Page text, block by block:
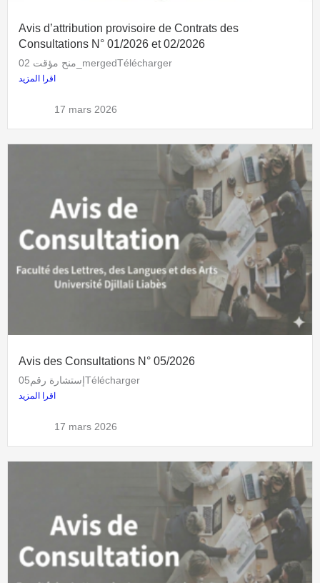
Avis d’attribution provisoire de Contrats des
Consultations N° 01/2026 et 02/2026
منح مؤقت 02_mergedTélécharger
اقرا المزيد
17 mars 2026
Avis des Consultations N° 05/2026
إستشارة رقم05Télécharger
اقرا المزيد
17 mars 2026